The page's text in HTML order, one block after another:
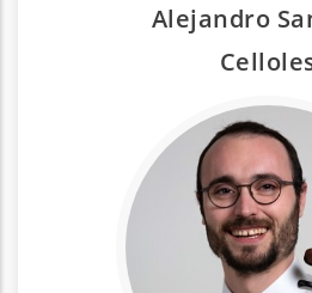
Alejandro
Cello